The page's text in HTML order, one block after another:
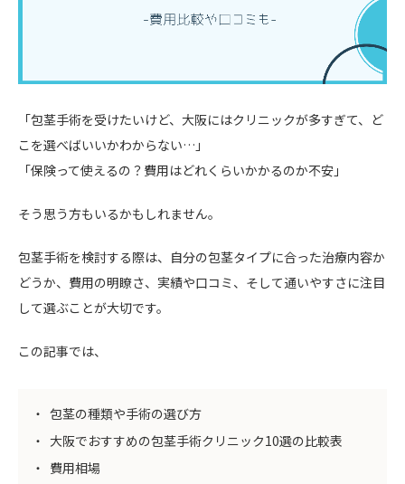
「包茎手術を受けたいけど、大阪にはクリニックが多すぎて、ど
こを選べばいいかわからない…」
「保険って使えるの？費用はどれくらいかかるのか不安」
そう思う方もいるかもしれません。
包茎手術を検討する際は、自分の包茎タイプに合った治療内容か
どうか、費用の明瞭さ、実績や口コミ、そして通いやすさに注目
して選ぶことが大切です。
この記事では、
包茎の種類や手術の選び方
大阪でおすすめの包茎手術クリニック10選の比較表
費用相場